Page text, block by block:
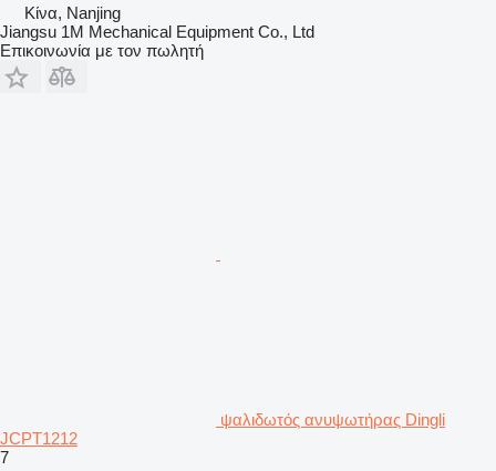
Κίνα, Nanjing
Jiangsu 1M Mechanical Equipment Co., Ltd
Επικοινωνία με τον πωλητή
ψαλιδωτός ανυψωτήρας Dingli
JCPT1212
7